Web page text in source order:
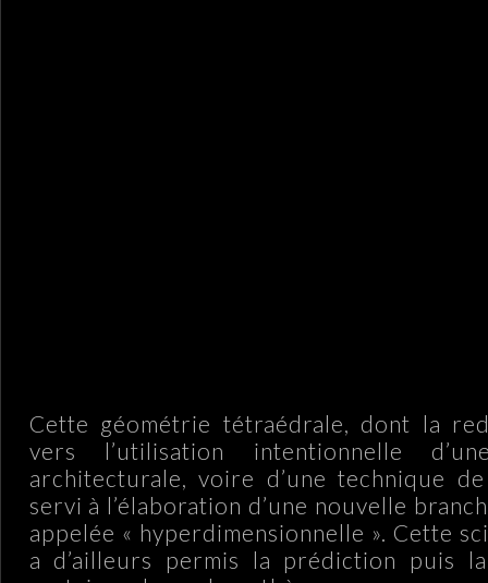
Cette géométrie tétraédrale, dont la
vers l’utilisation intentionnelle
architecturale, voire d’une technique
servi à l’élaboration d’une nouvelle
appelée « hyperdimensionnelle ». Cette
a d’ailleurs permis la prédiction puis